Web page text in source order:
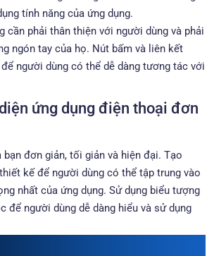
tính năng của ứng dụng.
cần phải thân thiện với người dùng và phải
ngón tay của họ. Nút bấm và liên kết
người dùng có thể dễ dàng tương tác với
ứng dụng điện thoại đơn
đơn giản, tối giản và hiện đại. Tạo
kế để người dùng có thể tập trung vào
nhất của ứng dụng. Sử dụng biểu tượng
để người dùng dễ dàng hiểu và sử dụng